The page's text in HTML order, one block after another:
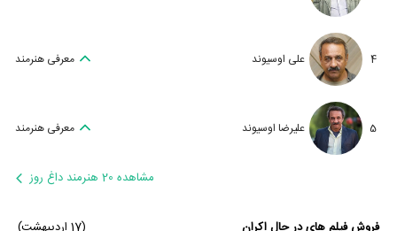
4 علی اوسیوند معرفی هنرمند
5 علیرضا اوسیوند معرفی هنرمند
مشاهده 20 هنرمند داغ روز
فروش فیلم های در حال اکران (17 اردیبهشت)